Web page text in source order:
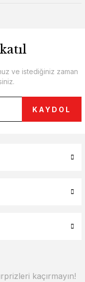
ve istediğiniz zaman
KAYDOL
kaçırmayın!